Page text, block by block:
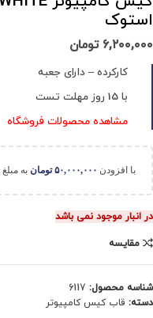
استوک
۶,۲۰۰,۰۰۰ تومان
کارکرده – دارای جعبه
با 15 روز مهلت تست
مشاهده محصولات فروشگاه
با افزودن ۵۰,۰۰۰,۰۰۰ تومان به
در انبار موجود نمی باشد
مقایسه
شناسه محصول: 6117
دسته: قاب کیس کامپیوتر